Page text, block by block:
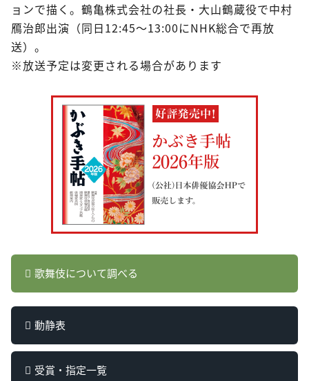
ョンで描く。鶴亀株式会社の社長・大山鶴蔵役で中村
鴈治郎出演（同日12:45～13:00にNHK総合で再放
送）。
※放送予定は変更される場合があります
歌舞伎について調べる
動静表
受賞・指定一覧